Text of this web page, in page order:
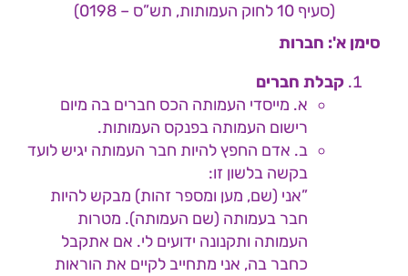
(סעיף 10 לחוק העמותות, תש”ס – 0198)
סימן א': חברות
קבלת חברים
א. מייסדי העמותה הכס חברים בה מיום
רישום העמותה בפנקס העמותות.
ב. אדם החפץ להיות חבר העמותה יגיש לועד
בקשה בלשון זו:
”אני (שם, מען ומספר זהות) מבקש להיות
חבר בעמותה (שם העמותה). מטרות
העמותה ותקנונה ידועים לי. אם אתקבל
כחבר בה, אני מתחייב לקיים את הוראות